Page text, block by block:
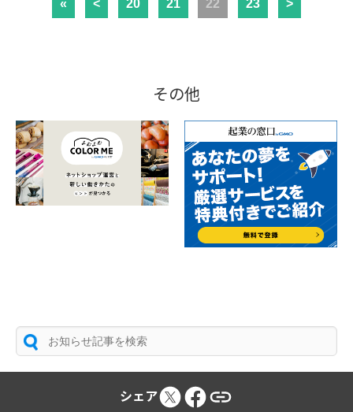
« < 20 21 22 23 >
その他
シェア